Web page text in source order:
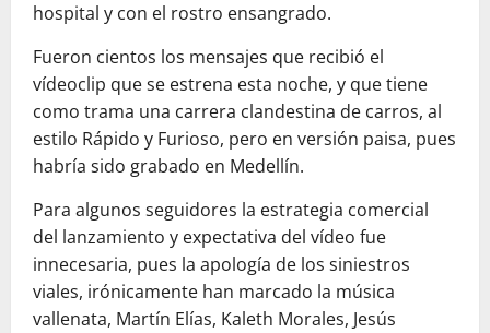
hospital y con el rostro ensangrado.
Fueron cientos los mensajes que recibió el
vídeoclip que se estrena esta noche, y que tiene
como trama una carrera clandestina de carros, al
estilo Rápido y Furioso, pero en versión paisa, pues
habría sido grabado en Medellín.
Para algunos seguidores la estrategia comercial
del lanzamiento y expectativa del vídeo fue
innecesaria, pues la apología de los siniestros
viales, irónicamente han marcado la música
vallenata, Martín Elías, Kaleth Morales, Jesús